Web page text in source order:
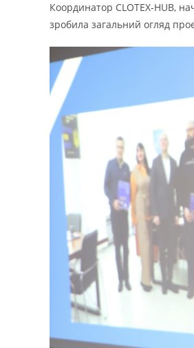
Координатор CLOTEX-HUB,
зробила загальний огляд